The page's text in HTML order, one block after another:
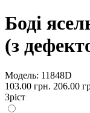
Боді
(з
Модель: 11848D
103.00 грн. 206.00
Зріст